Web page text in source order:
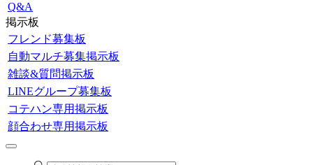
Q&A
掲示板
フレンド募集板
自動マルチ募集掲示板
雑談&質問掲示板
LINEグループ募集板
コテハン専用掲示板
顔合わせ専用掲示板